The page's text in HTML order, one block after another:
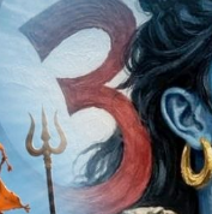
अवकाश नगदीकरण का
सेवानिवृत प्राध्यापकों
की, लेकिन करीब डेढ़ साल
अवकाश नगदीकरण के लिए
बना हैं, और ना ही उसमें
ने अटका कर रखा हैं। जबकि